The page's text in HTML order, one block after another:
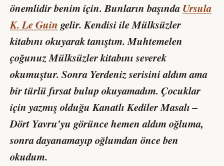
önemlidir benim için. Bunların başında Ursula
K. Le Guin gelir. Kendisi ileMülksüzler
kitabını okuyarak tanıştım. Muhtemelen
çoğunuzMülksüzlerkitabını severek
okumuştur. Sonra Yerdenizserisini aldım ama
bir türlü fırsat bulup okuyamadım. Çocuklar
için yazmış olduğuKanatlı Kediler Masalı –
Dört Yavru’yu görünce hemen aldım oğluma,
sonra dayanamayıp oğlumdan önce ben
okudum.